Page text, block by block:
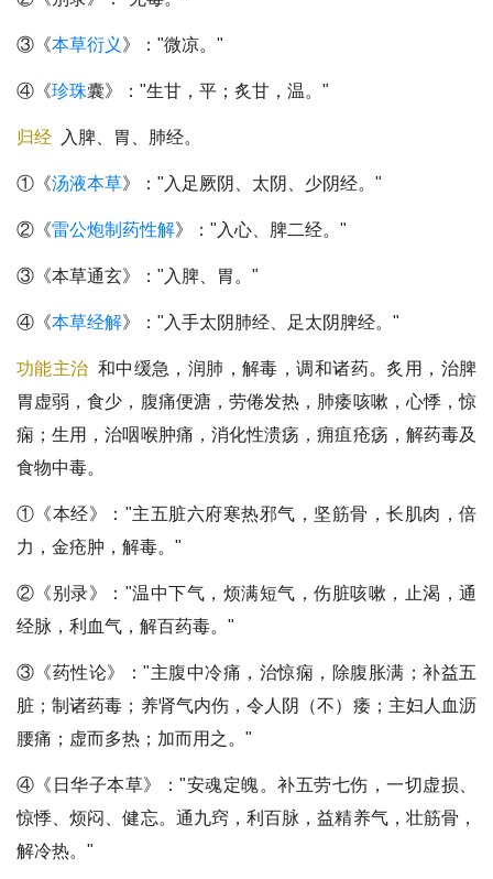
③《本草衍义 》："微凉。"
④《珍珠囊》："生甘，平；炙甘，温。"
归经 入脾、胃、肺经。
①《汤液本草》："入足厥阴、太阴、少阴经。"
②《雷公炮制药性解》："入心、脾二经。"
③《本草通玄》："入脾、胃。"
④《本草经解》："入手太阴肺经、足太阴脾经。"
功能主治 和中缓急，润肺，解毒，调和诸药。炙用，治脾
胃虚弱，食少，腹痛便溏，劳倦发热，肺痿咳嗽，心悸，惊
痫；生用，治咽喉肿痛，消化性溃疡，痈疽疮疡，解药毒及
食物中毒。
①《本经》："主五脏六府寒热邪气，坚筋骨，长肌肉，倍
力，金疮肿，解毒。"
②《别录》："温中下气，烦满短气，伤脏咳嗽，止渴，通
经脉，利血气，解百药毒。"
③《药性论》："主腹中冷痛，治惊痫，除腹胀满；补益五
脏；制诸药毒；养肾气内伤，令人阴（不）痿；主妇人血沥
腰痛；虚而多热；加而用之。"
④《日华子本草》："安魂定魄。补五劳七伤，一切虚损、
惊悸、烦闷、健忘。通九窍，利百脉，益精养气，壮筋骨，
解冷热。"